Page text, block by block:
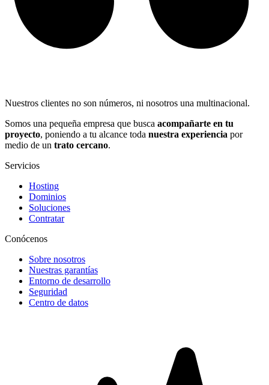
Nuestros clientes no son números, ni nosotros una multinacional.
Somos una pequeña empresa que busca acompañarte en tu
proyecto, poniendo a tu alcance toda nuestra experiencia por
medio de un trato cercano.
Servicios
Hosting
Dominios
Soluciones
Contratar
Conócenos
Sobre nosotros
Nuestras garantías
Entorno de desarrollo
Seguridad
Centro de datos